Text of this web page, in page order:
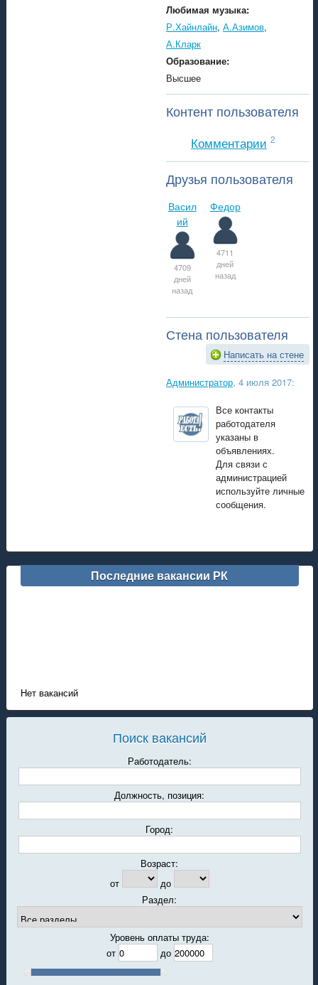
Любимая музыка:
Р.Хайнлайн, А.Азимов,
А.Кларк
Образование:
Высшее
Контент пользователя
Комментарии 2
Друзья пользователя
Васил
ий
4709
дней
назад
Федор
4711
дней
назад
Стена пользователя
Написать на стене
Администратор, 4 июля 2017:
Все контакты
работодателя
указаны в
объявлениях.
Для связи с
администрацией
используйте личные
сообщения.
Последние вакансии РК
Нет вакансий
Поиск вакансий
Работодатель:
Должность, позиция:
Город:
Возраст:
от
до
Раздел:
Уровень оплаты труда:
от
до